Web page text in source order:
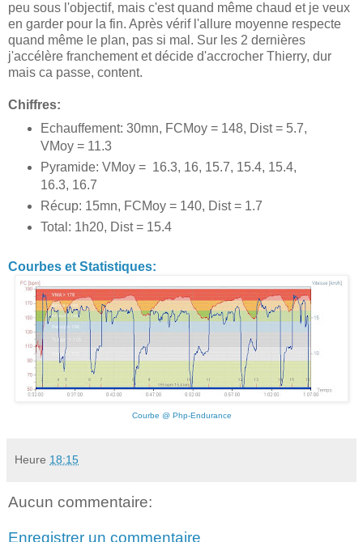
peu sous l'objectif, mais c'est quand même chaud et je veux
en garder pour la fin. Après vérif l'allure moyenne respecte
quand même le plan, pas si mal. Sur les 2 dernières
j'accélère franchement et décide d'accrocher Thierry, dur
mais ca passe, content.
Chiffres:
Echauffement: 30mn, FCMoy = 148, Dist = 5.7,
VMoy = 11.3
Pyramide: VMoy = 16.3, 16, 15.7, 15.4, 15.4,
16.3, 16.7
Récup: 15mn, FCMoy = 140, Dist = 1.7
Total: 1h20, Dist = 15.4
Courbes et Statistiques:
Courbe @ Php-Endurance
Heure 18:15
Aucun commentaire:
Enregistrer un commentaire